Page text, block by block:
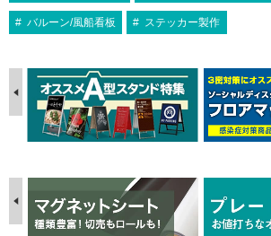
バルーン/風船看板 ステッカー製作